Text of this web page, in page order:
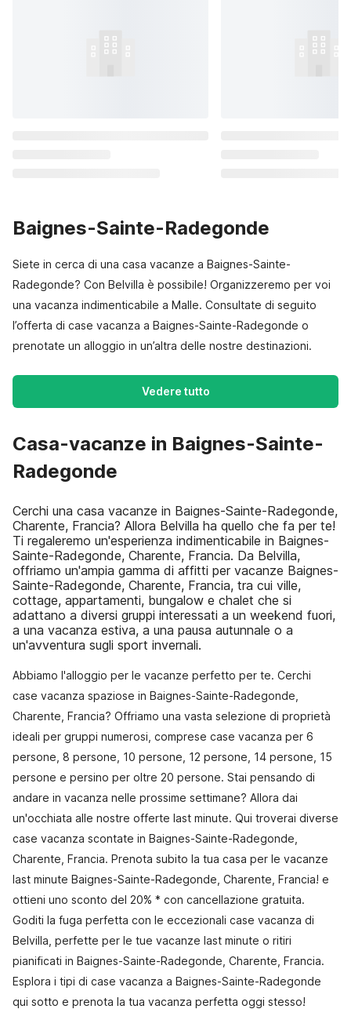
Baignes-Sainte-Radegonde
Siete in cerca di una casa vacanze a Baignes-Sainte-
Radegonde? Con Belvilla è possibile! Organizzeremo per voi
una vacanza indimenticabile a Malle. Consultate di seguito
l’offerta di case vacanza a Baignes-Sainte-Radegonde o
prenotate un alloggio in un’altra delle nostre destinazioni.
Vedere tutto
Casa-vacanze in Baignes-Sainte-
Radegonde
Cerchi una casa vacanze in Baignes-Sainte-Radegonde,
Charente, Francia? Allora Belvilla ha quello che fa per te!
Ti regaleremo un'esperienza indimenticabile in Baignes-
Sainte-Radegonde, Charente, Francia. Da Belvilla,
offriamo un'ampia gamma di affitti per vacanze Baignes-
Sainte-Radegonde, Charente, Francia, tra cui ville,
cottage, appartamenti, bungalow e chalet che si
adattano a diversi gruppi interessati a un weekend fuori,
a una vacanza estiva, a una pausa autunnale o a
un'avventura sugli sport invernali.
Abbiamo l'alloggio per le vacanze perfetto per te. Cerchi
case vacanza spaziose in Baignes-Sainte-Radegonde,
Charente, Francia? Offriamo una vasta selezione di proprietà
ideali per gruppi numerosi, comprese case vacanza per 6
persone, 8 persone, 10 persone, 12 persone, 14 persone, 15
persone e persino per oltre 20 persone. Stai pensando di
andare in vacanza nelle prossime settimane? Allora dai
un'occhiata alle nostre offerte last minute. Qui troverai diverse
case vacanza scontate in Baignes-Sainte-Radegonde,
Charente, Francia. Prenota subito la tua casa per le vacanze
last minute Baignes-Sainte-Radegonde, Charente, Francia! e
ottieni uno sconto del 20% * con cancellazione gratuita.
Goditi la fuga perfetta con le eccezionali case vacanza di
Belvilla, perfette per le tue vacanze last minute o ritiri
pianificati in Baignes-Sainte-Radegonde, Charente, Francia.
Esplora i tipi di case vacanza a Baignes-Sainte-Radegonde
qui sotto e prenota la tua vacanza perfetta oggi stesso!